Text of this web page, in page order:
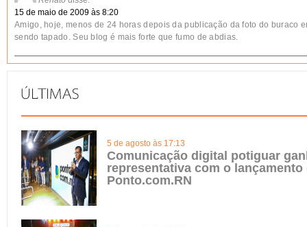
15 de maio de 2009 às 8:20
Amigo, hoje, menos de 24 horas depois da publicação da foto do buraco
sendo tapado. Seu blog é mais forte que fumo de abdias.
5 de agosto às 17:13
Comunicação digital potiguar
representativa com o lançamento
Ponto.com.RN